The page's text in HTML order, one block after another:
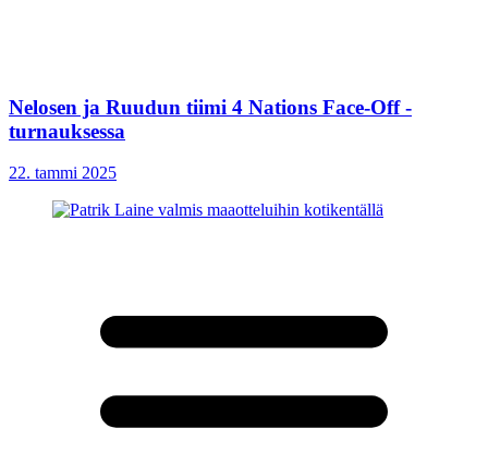
Nelosen ja Ruudun tiimi 4 Nations Face-Off -
turnauksessa
22. tammi 2025